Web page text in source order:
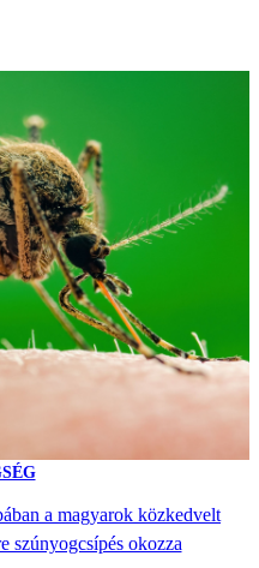
a magyarok közkedvelt
szúnyogcsípés okozza